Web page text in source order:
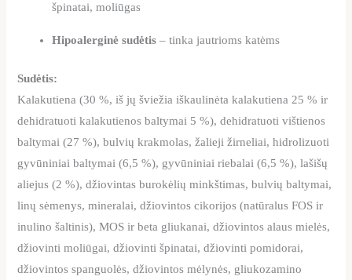
špinatai, moliūgas
Hipoalerginė sudėtis – tinka jautrioms katėms
Sudėtis:
Kalakutiena (30 %, iš jų šviežia iškaulinėta kalakutiena 25 % ir
dehidratuoti kalakutienos baltymai 5 %), dehidratuoti vištienos
baltymai (27 %), bulvių krakmolas, žalieji žirneliai, hidrolizuoti
gyvūniniai baltymai (6,5 %), gyvūniniai riebalai (6,5 %), lašišų
aliejus (2 %), džiovintas burokėlių minkštimas, bulvių baltymai,
linų sėmenys, mineralai, džiovintos cikorijos (natūralus FOS ir
inulino šaltinis), MOS ir beta gliukanai, džiovintos alaus mielės,
džiovinti moliūgai, džiovinti špinatai, džiovinti pomidorai,
džiovintos spanguolės, džiovintos mėlynės, gliukozamino